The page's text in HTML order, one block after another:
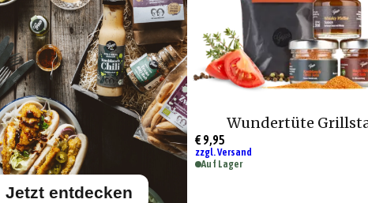
Jetzt entdecken
Wundertüte
€ 9,95
zzgl. Versand
Auf Lager